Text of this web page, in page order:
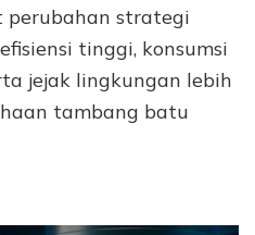
perubahan strategi
tinggi, konsumsi
jejak lingkungan lebih
tambang batu